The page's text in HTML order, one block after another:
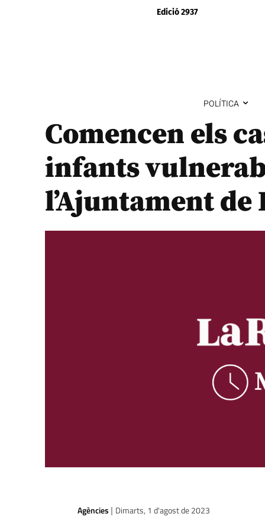
Edició 2937
POLÍTICA
Comencen els
infants
l’Ajuntament de
Agències | Dimarts, 1 d'agost de 2023